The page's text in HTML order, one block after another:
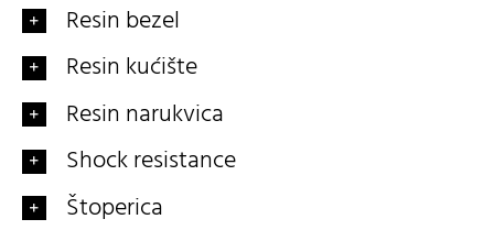
Resin bezel
Resin kućište
Resin narukvica
Shock resistance
Štoperica